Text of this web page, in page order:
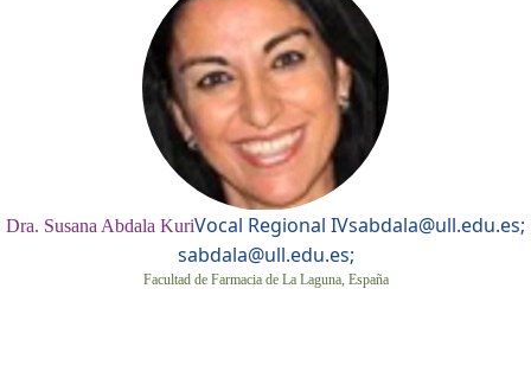
Dra. Susana Abdala KuriVocal Regional IVsabdala@ull.edu.es;
sabdala@ull.edu.es;
Facultad de Farmacia de La Laguna, España